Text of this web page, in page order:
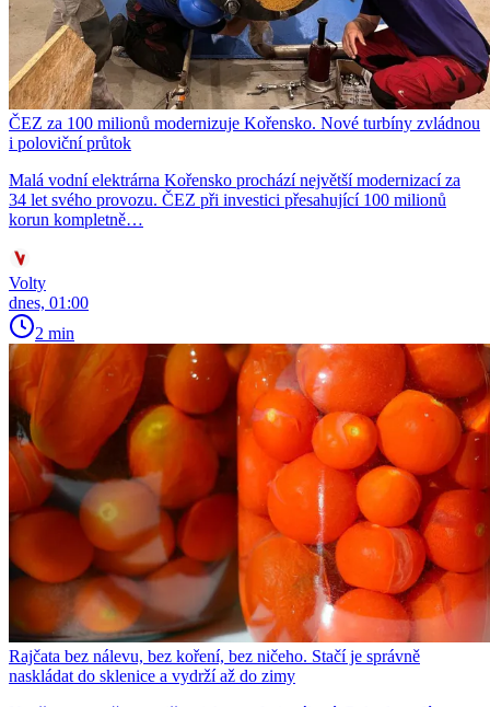
ČEZ za 100 milionů modernizuje Kořensko. Nové turbíny zvládnou
i poloviční průtok
Malá vodní elektrárna Kořensko prochází největší modernizací za
34 let svého provozu. ČEZ při investici přesahující 100 milionů
korun kompletně…
Volty
dnes, 01:00
2 min
Rajčata bez nálevu, bez koření, bez ničeho. Stačí je správně
naskládat do sklenice a vydrží až do zimy